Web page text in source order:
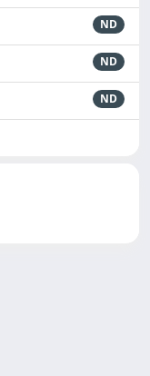
ND
ND
ND